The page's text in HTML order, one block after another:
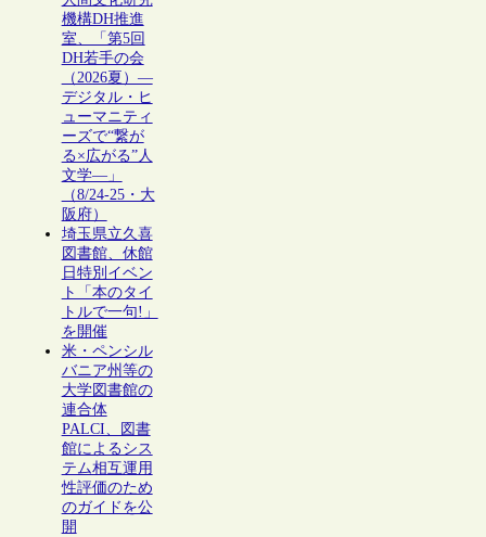
機構DH推進
室、「第5回
DH若手の会
（2026夏）―
デジタル・ヒ
ューマニティ
ーズで“繋が
る×広がる”人
文学―」
（8/24-25・大
阪府）
埼玉県立久喜
図書館、休館
日特別イベン
ト「本のタイ
トルで一句!」
を開催
米・ペンシル
バニア州等の
大学図書館の
連合体
PALCI、図書
館によるシス
テム相互運用
性評価のため
のガイドを公
開